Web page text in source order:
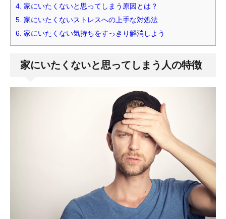
4. 家にいたくないと思ってしまう原因とは？
5. 家にいたくないストレスへの上手な対処法
6. 家にいたくない気持ちをすっきり解消しよう
家にいたくないと思ってしまう人の特徴